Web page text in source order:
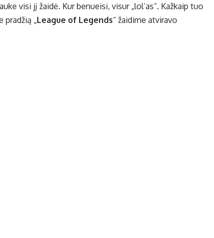
visi jį žaidė. Kur benueisi, visur „lol’as“. Kažkaip tuo
pradžią „League of Legends“ žaidime atviravo